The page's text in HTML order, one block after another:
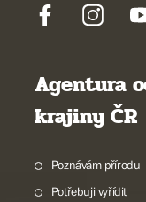
Agentura
krajiny ČR
Poznávám přírodu
Potřebuji vyřídit